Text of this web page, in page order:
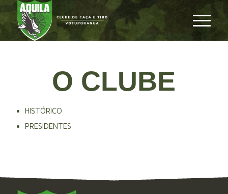
O CLUBE
HISTÓRICO
PRESIDENTES